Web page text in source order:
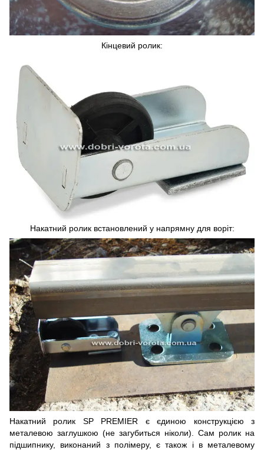
Кінцевий ролик:
Накатний ролик встановлений у напрямну для воріт:
Накатний ролик SP PREMIER є єдиною конструкцією з
металевою заглушкою (не загубиться ніколи). Сам ролик на
підшипнику, виконаний з полімеру, є також і в металевому